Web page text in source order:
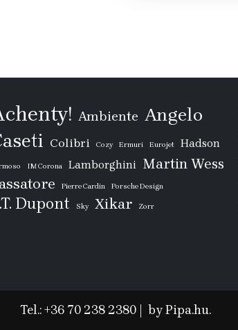
Ambiente Angelo
Colibri Cozy Ermuri Eurojet Hadson
IM Corona Lamborghini Martin Wess
Pierre Cardin Porsche Design
Dupont Sky Xikar Zorr
Tel.: +36 70 238 2380 by Pipa.hu.